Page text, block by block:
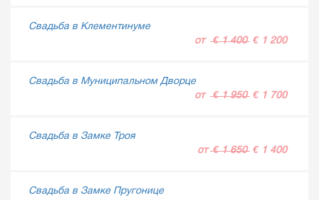
Свадьба в Клементинуме
от € 1 400 € 1 200
Свадьба в Муниципальном Дворце
от € 1 950 € 1 700
Свадьба в Замке Троя
от€ 1 650 € 1 400
Свадьба в Замке Пругонице